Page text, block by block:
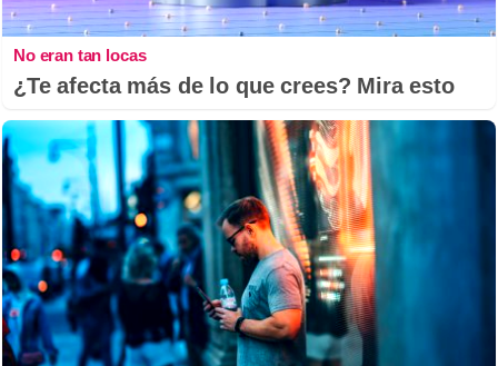
No eran tan locas
¿Te afecta más de lo que crees? Mira esto